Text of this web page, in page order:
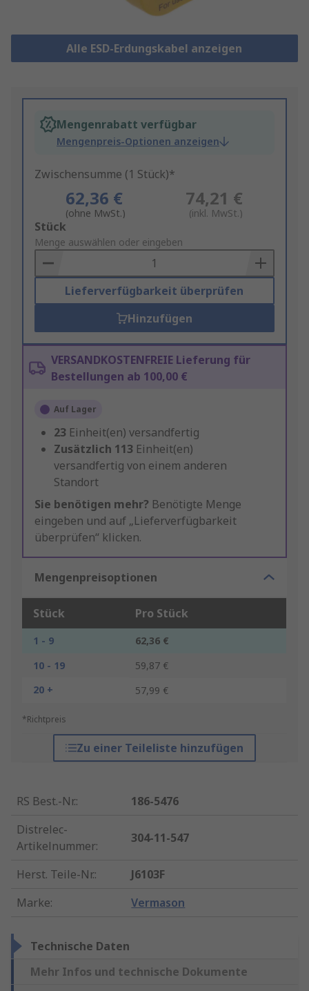
Alle ESD-Erdungskabel anzeigen
Mengenrabatt verfügbar
Mengenpreis-Optionen anzeigen
Zwischensumme (1 Stück)*
62,36 €
(ohne MwSt.)
74,21 €
(inkl. MwSt.)
Add
to
Basket
Stück
Menge auswählen oder eingeben
Lieferverfügbarkeit überprüfen
Hinzufügen
VERSANDKOSTENFREIE Lieferung für
Bestellungen ab 100,00 €
Auf Lager
23 Einheit(en) versandfertig
Zusätzlich 113 Einheit(en)
versandfertig von einem anderen
Standort
Sie benötigen mehr? Benötigte Menge
eingeben und auf „Lieferverfügbarkeit
überprüfen“ klicken.
Mengenpreisoptionen
Stück Pro Stück
1 - 9
62,36 €
10 - 19
59,87 €
20 +
57,99 €
*Richtpreis
Zu einer Teileliste hinzufügen
RS Best.-Nr.:
186-5476
Distrelec-
Artikelnummer:
304-11-547
Herst. Teile-Nr.:
J6103F
Marke: Vermason
Technische Daten
Mehr Infos und technische Dokumente